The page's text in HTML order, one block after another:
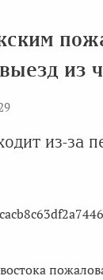
из
из-за